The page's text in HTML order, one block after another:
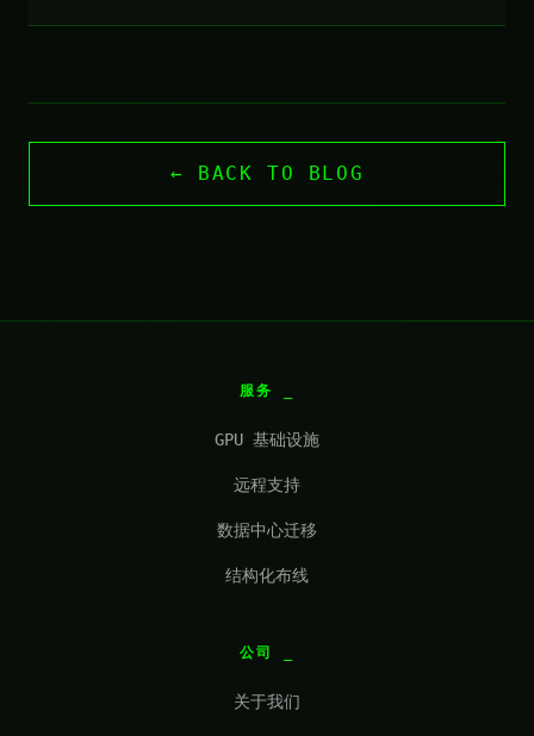
← BACK TO BLOG
服务
GPU 基础设施
远程支持
数据中心迁移
结构化布线
公司
关于我们